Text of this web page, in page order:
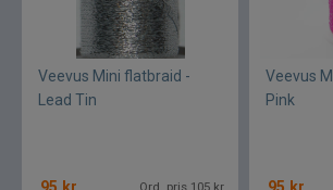
Veevus Mini flatbraid -
Lead Tin
Ord. pris 105 kr
Veevus
Pink